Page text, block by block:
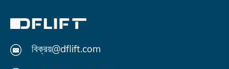
বিক্রয়@dflift.com